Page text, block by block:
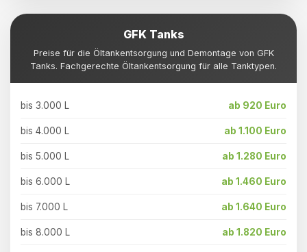
GFK Tanks
Preise für die Öltankentsorgung und Demontage von GFK
Tanks. Fachgerechte Öltankentsorgung für alle Tanktypen.
bis 3.000 L ab 920 Euro
bis 4.000 L ab 1.100 Euro
bis 5.000 L ab 1.280 Euro
bis 6.000 L ab 1.460 Euro
bis 7.000 L ab 1.640 Euro
bis 8.000 L ab 1.820 Euro